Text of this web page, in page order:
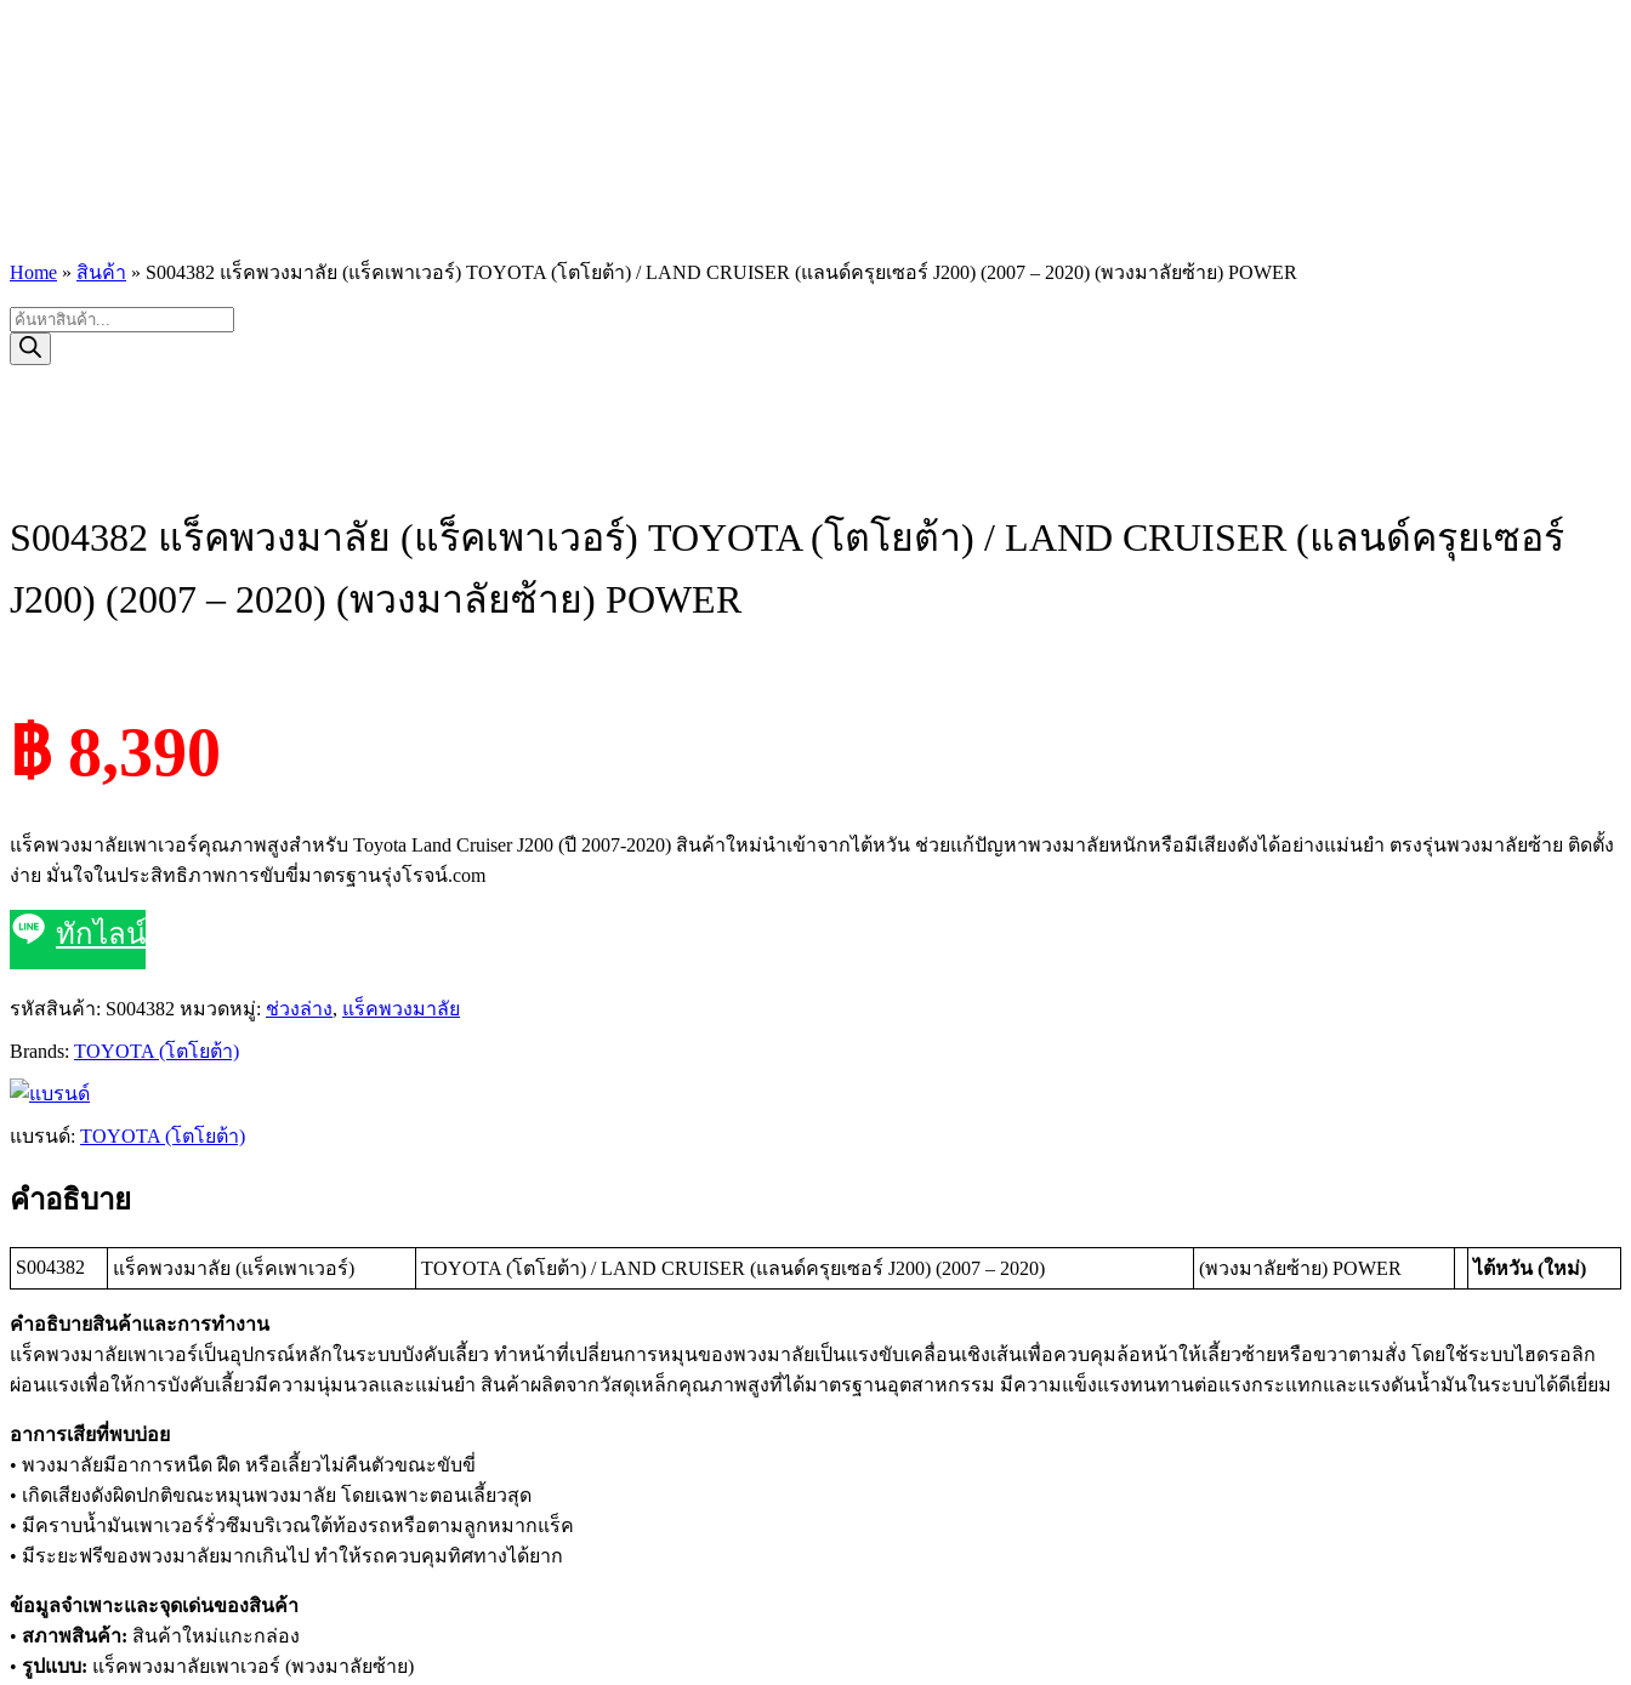
Home » สินค้า » S004382 แร็คพวงมาลัย (แร็คเพาเวอร์) TOYOTA (โตโยต้า) / LAND CRUISER (แลนด์ครุยเซอร์ J200) (2007 – 2020) (พวงมาลัยซ้าย) POWER
Products
search
S004382 แร็คพวงมาลัย (แร็คเพาเวอร์) TOYOTA (โตโยต้า) / LAND CRUISER (แลนด์ครุยเซอร์
J200) (2007 – 2020) (พวงมาลัยซ้าย) POWER
฿ 8,390
แร็คพวงมาลัยเพาเวอร์คุณภาพสูงสำหรับ Toyota Land Cruiser J200 (ปี 2007-2020) สินค้าใหม่นำเข้าจากไต้หวัน ช่วยแก้ปัญหาพวงมาลัยหนักหรือมีเสียงดังได้อย่างแม่นยำ ตรงรุ่นพวงมาลัยซ้าย ติดตั้ง
ง่าย มั่นใจในประสิทธิภาพการขับขี่มาตรฐานรุ่งโรจน์.com
ทักไลน์
รหัสสินค้า: S004382 หมวดหมู่: ช่วงล่าง, แร็คพวงมาลัย
Brands: TOYOTA (โตโยต้า)
แบรนด์: TOYOTA (โตโยต้า)
คำอธิบาย
S004382 แร็คพวงมาลัย (แร็คเพาเวอร์) TOYOTA (โตโยต้า) / LAND CRUISER (แลนด์ครุยเซอร์ J200) (2007 – 2020) (พวงมาลัยซ้าย) POWER ไต้หวัน (ใหม่)
คำอธิบายสินค้าและการทำงาน
แร็คพวงมาลัยเพาเวอร์เป็นอุปกรณ์หลักในระบบบังคับเลี้ยว ทำหน้าที่เปลี่ยนการหมุนของพวงมาลัยเป็นแรงขับเคลื่อนเชิงเส้นเพื่อควบคุมล้อหน้าให้เลี้ยวซ้ายหรือขวาตามสั่ง โดยใช้ระบบไฮดรอลิก
ผ่อนแรงเพื่อให้การบังคับเลี้ยวมีความนุ่มนวลและแม่นยำ สินค้าผลิตจากวัสดุเหล็กคุณภาพสูงที่ได้มาตรฐานอุตสาหกรรม มีความแข็งแรงทนทานต่อแรงกระแทกและแรงดันน้ำมันในระบบได้ดีเยี่ยม
อาการเสียที่พบบ่อย
• พวงมาลัยมีอาการหนืด ฝืด หรือเลี้ยวไม่คืนตัวขณะขับขี่
• เกิดเสียงดังผิดปกติขณะหมุนพวงมาลัย โดยเฉพาะตอนเลี้ยวสุด
• มีคราบน้ำมันเพาเวอร์รั่วซึมบริเวณใต้ท้องรถหรือตามลูกหมากแร็ค
• มีระยะฟรีของพวงมาลัยมากเกินไป ทำให้รถควบคุมทิศทางได้ยาก
ข้อมูลจำเพาะและจุดเด่นของสินค้า
• สภาพสินค้า: สินค้าใหม่แกะกล่อง
• รูปแบบ: แร็คพวงมาลัยเพาเวอร์ (พวงมาลัยซ้าย)